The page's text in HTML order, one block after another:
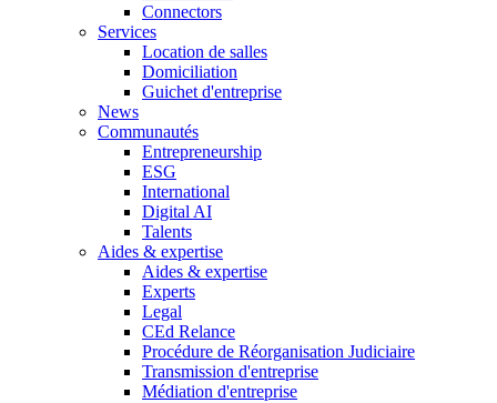
Connectors
Services
Location de salles
Domiciliation
Guichet d'entreprise
News
Communautés
Entrepreneurship
ESG
International
Digital AI
Talents
Aides & expertise
Aides & expertise
Experts
Legal
CEd Relance
Procédure de Réorganisation Judiciaire
Transmission d'entreprise
Médiation d'entreprise